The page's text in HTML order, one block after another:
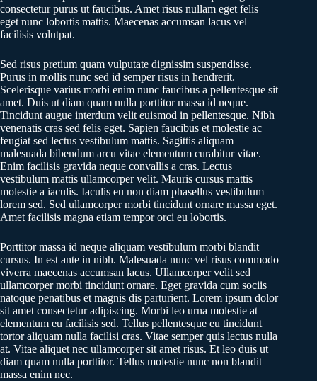
consectetur purus ut faucibus. Amet risus nullam eget felis
eget nunc lobortis mattis. Maecenas accumsan lacus vel
facilisis volutpat.
Sed risus pretium quam vulputate dignissim suspendisse.
Purus in mollis nunc sed id semper risus in hendrerit.
Scelerisque varius morbi enim nunc faucibus a pellentesque sit
amet. Duis ut diam quam nulla porttitor massa id neque.
Tincidunt augue interdum velit euismod in pellentesque. Nibh
venenatis cras sed felis eget. Sapien faucibus et molestie ac
feugiat sed lectus vestibulum mattis. Sagittis aliquam
malesuada bibendum arcu vitae elementum curabitur vitae.
Enim facilisis gravida neque convallis a cras. Lectus
vestibulum mattis ullamcorper velit. Mauris cursus mattis
molestie a iaculis. Iaculis eu non diam phasellus vestibulum
lorem sed. Sed ullamcorper morbi tincidunt ornare massa eget.
Amet facilisis magna etiam tempor orci eu lobortis.
Porttitor massa id neque aliquam vestibulum morbi blandit
cursus. In est ante in nibh. Malesuada nunc vel risus commodo
viverra maecenas accumsan lacus. Ullamcorper velit sed
ullamcorper morbi tincidunt ornare. Eget gravida cum sociis
natoque penatibus et magnis dis parturient. Lorem ipsum dolor
sit amet consectetur adipiscing. Morbi leo urna molestie at
elementum eu facilisis sed. Tellus pellentesque eu tincidunt
tortor aliquam nulla facilisi cras. Vitae semper quis lectus nulla
at. Vitae aliquet nec ullamcorper sit amet risus. Et leo duis ut
diam quam nulla porttitor. Tellus molestie nunc non blandit
massa enim nec.